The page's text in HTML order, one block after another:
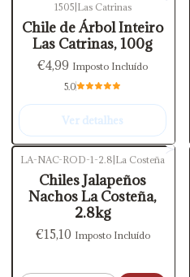
1505 Las Catrinas
Chile de Árbol Inteiro
Las Catrinas, 100g
€4,99 Imposto Incluído
5.0
Ver detalhes
LA-NAC-ROD-1-2.8 La Costeña
Chiles Jalapeños
Nachos La Costeña,
2.8kg
€15,10 Imposto Incluído